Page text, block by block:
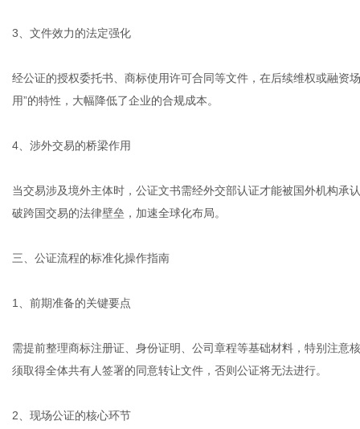
3、文件效力的法定强化
经公证的授权委托书、商标使用许可合同等文件，在后续维权或融资
用”的特性，大幅降低了企业的合规成本。
4、涉外交易的桥梁作用
当交易涉及境外主体时，公证文书需经外交部认证才能被国外机构承
破跨国交易的法律壁垒，加速全球化布局。
三、公证流程的标准化操作指南
1、前期准备的关键要点
需提前整理商标注册证、身份证明、公司章程等基础材料，特别注意
须取得全体共有人签署的同意转让文件，否则公证将无法进行。
2、现场公证的核心环节